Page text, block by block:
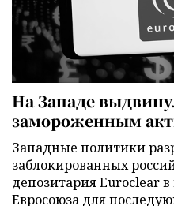
На Западе
замороженным
Западные политики
заблокированных
депозитария Euroclear
Евросоюза для